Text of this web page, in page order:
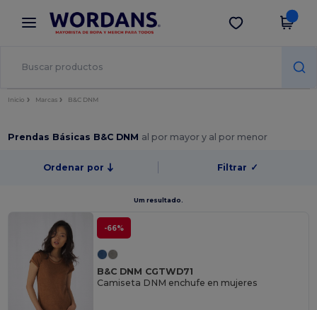
× App de Wordans
¡Mejores precios en app!
Descargar app
Inicio Marcas B&C DNM
Prendas Básicas B&C DNM al por mayor y al por menor
Ordenar por Filtrar ✓
Um resultado.
-66%
B&C DNM CGTWD71
Camiseta DNM enchufe en mujeres